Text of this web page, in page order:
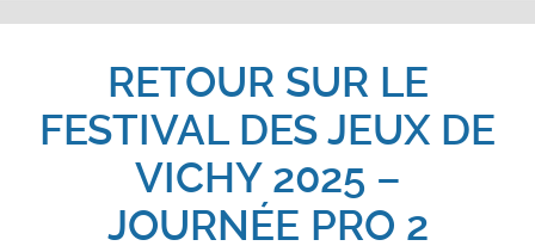
RETOUR SUR LE
FESTIVAL DES JEUX DE
VICHY 2025 –
JOURNÉE PRO 2